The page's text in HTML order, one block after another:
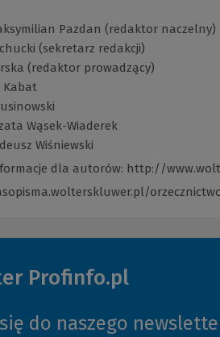
Pazdan (redaktor naczelny)
(sekretarz redakcji)
(redaktor prowadzący)
Kabat
Wąsek-Wiaderek
Wiśniewski
dla autorów: http://
Profinfo.pl
do naszego